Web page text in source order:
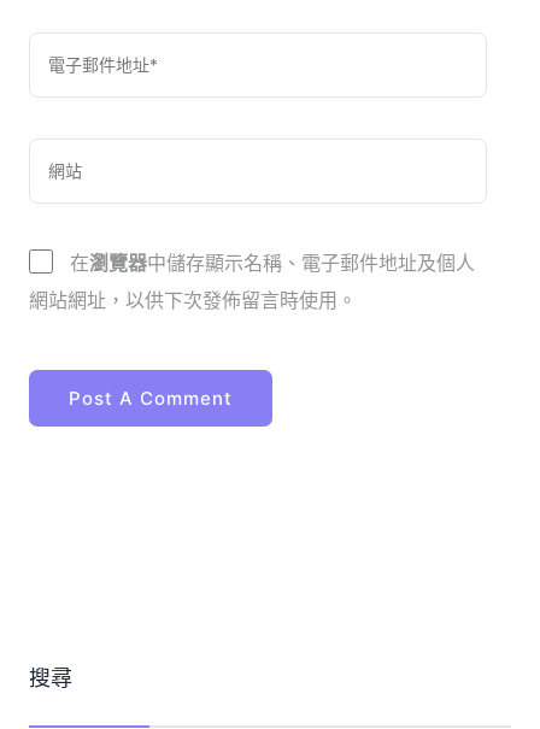
在瀏覽器中儲存顯示名稱、電子郵件地址及個人
網站網址，以供下次發佈留言時使用。
搜尋